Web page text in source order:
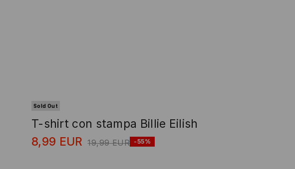
Sold Out
T-shirt con stampa Billie Eilish
8,99 EUR 19,99 EUR -55%